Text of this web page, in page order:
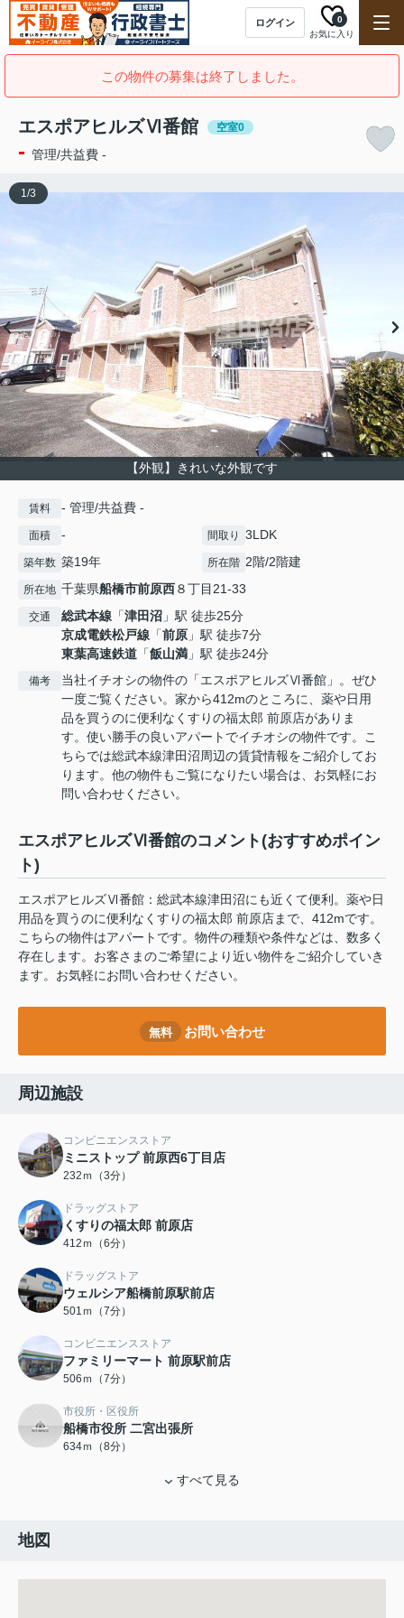
ログイン
お気に入り
0
この物件の募集は終了しました。
エスポアヒルズⅥ番館 空室0
- 管理/共益費 -
【外観】きれいな外観です
1/3
賃料 - 管理/共益費 -
面積 - 間取り 3LDK
築年数 築19年 所在階 2階/2階建
所在地 千葉県船橋市前原西８丁目21-33
交通 総武本線 「津田沼 」駅 徒歩25分
京成電鉄松戸線 「前原 」駅 徒歩7分
東葉高速鉄道 「飯山満 」駅 徒歩24分
備考
当社イチオシの物件の「エスポアヒルズⅥ番館」。ぜひ
一度ご覧ください。家から412mのところに、薬や日用
品を買うのに便利なくすりの福太郎 前原店がありま
す。使い勝手の良いアパートでイチオシの物件です。こ
ちらでは総武本線津田沼周辺の賃貸情報をご紹介してお
ります。他の物件もご覧になりたい場合は、お気軽にお
問い合わせください。
エスポアヒルズⅥ番館のコメント(おすすめポイン
ト)
エスポアヒルズⅥ番館：総武本線津田沼にも近くて便利。薬や日
用品を買うのに便利なくすりの福太郎 前原店まで、412mです。
こちらの物件はアパートです。物件の種類や条件などは、数多く
存在します。お客さまのご希望により近い物件をご紹介していき
ます。お気軽にお問い合わせください。
無料 お問い合わせ
周辺施設
コンビニエンスストア
ミニストップ 前原西6丁目店
232ｍ（3分）
ドラッグストア
くすりの福太郎 前原店
412ｍ（6分）
ドラッグストア
ウェルシア船橋前原駅前店
501ｍ（7分）
コンビニエンスストア
ファミリーマート 前原駅前店
506ｍ（7分）
市役所・区役所
船橋市役所 二宮出張所
634ｍ（8分）
すべて見る
地図